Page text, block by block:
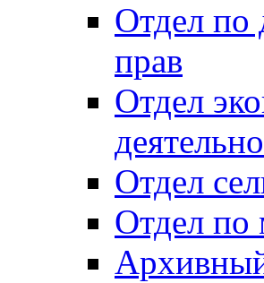
Отдел по
прав
Отдел
Отдел
Отдел по